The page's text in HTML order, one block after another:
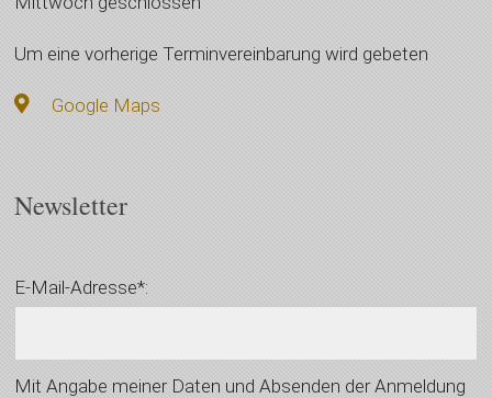
Um eine vorherige Terminvereinbarung wird gebeten
Google Maps
Newsletter
E-Mail-Adresse*:
Mit Angabe meiner Daten und Absenden der Anmeldung